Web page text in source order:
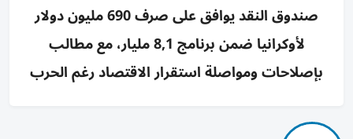
صندوق النقد يوافق على صرف 690 مليون دولار
لأوكرانيا ضمن برنامج 8,1 مليار، مع مطالب
بإصلاحات ومواصلة استقرار الاقتصاد رغم الحرب